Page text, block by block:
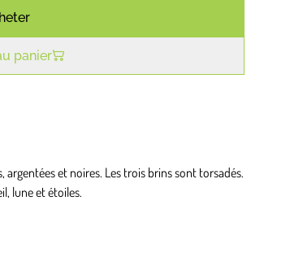
panier
et noires. Les trois brins sont torsadés.
lune et étoiles.